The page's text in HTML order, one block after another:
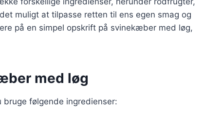
muligt at tilpasse retten til ens egen smag og
på en simpel opskrift på svinekæber med løg,
med løg
følgende ingredienser: